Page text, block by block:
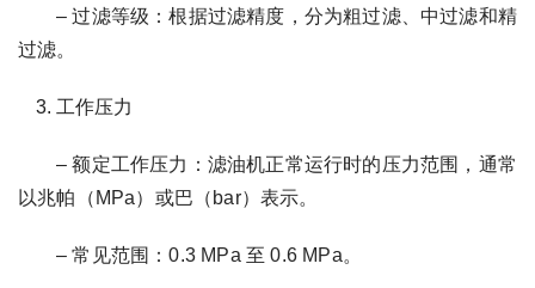
– 过滤等级：根据过滤精度，分为粗过滤、中过滤和精
过滤。
工作压力
– 额定工作压力：滤油机正常运行时的压力范围，通常
以兆帕（MPa）或巴（bar）表示。
– 常见范围：0.3 MPa 至 0.6 MPa。